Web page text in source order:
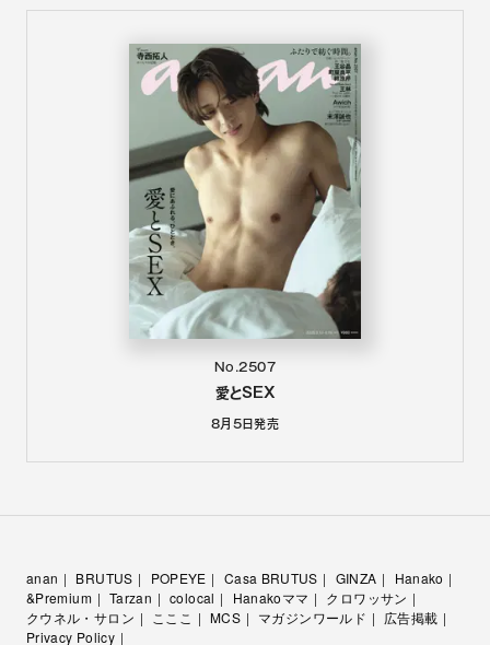
No.2507
愛とSEX
8月5日発売
anan BRUTUS POPEYE Casa BRUTUS GINZA
Hanako
&Premium
Tarzan colocal Hanakoママ
クロワッサン
クウネル・サロン
こここ MCS マガジンワールド
広告掲載
Privacy Policy